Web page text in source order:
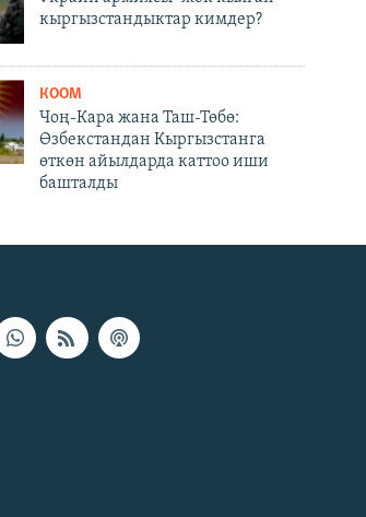
кыргызстандыктар кимдер?
КООМ
Чоң-Кара жана Таш-Төбө:
Өзбекстандан Кыргызстанга
өткөн айылдарда каттоо иши
башталды